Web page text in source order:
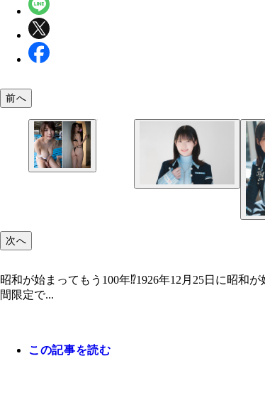
前へ
次へ
昭和が始まってもう100年⁉1926年12月25日に昭和
間限定で...
この記事を読む